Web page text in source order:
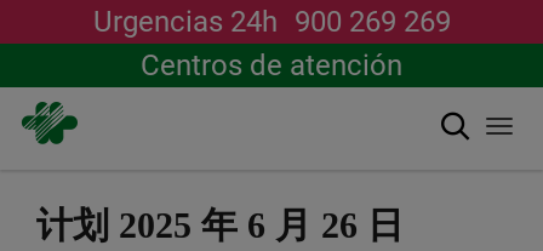
Urgencias 24h 900 269 269
Centros de atención
搜索
计划 2025 年 6 月 26 日